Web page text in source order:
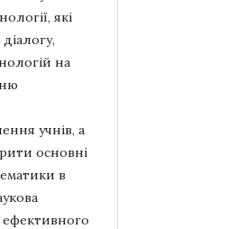
які
на
учнів, а
основні
в
ефективного